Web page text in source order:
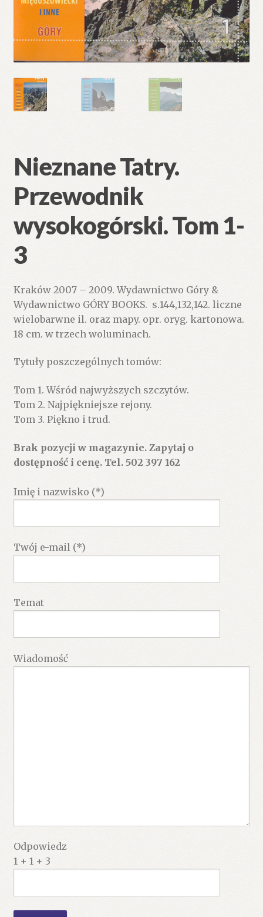
Nieznane Tatry.
Przewodnik
wysokogórski. Tom 1-
3
Kraków 2007 – 2009. Wydawnictwo Góry &
Wydawnictwo GÓRY BOOKS. s.144,132,142. liczne
wielobarwne il. oraz mapy. opr. oryg. kartonowa.
18 cm. w trzech woluminach.
Tytuły poszczególnych tomów:
Tom 1. Wśród najwyższych szczytów.
Tom 2. Najpiękniejsze rejony.
Tom 3. Piękno i trud.
Brak pozycji w magazynie. Zapytaj o
dostępność i cenę. Tel. 502 397 162
Imię i nazwisko (*)
Twój e-mail (*)
Temat
Wiadomość
Odpowiedz
1 + 1 + 3